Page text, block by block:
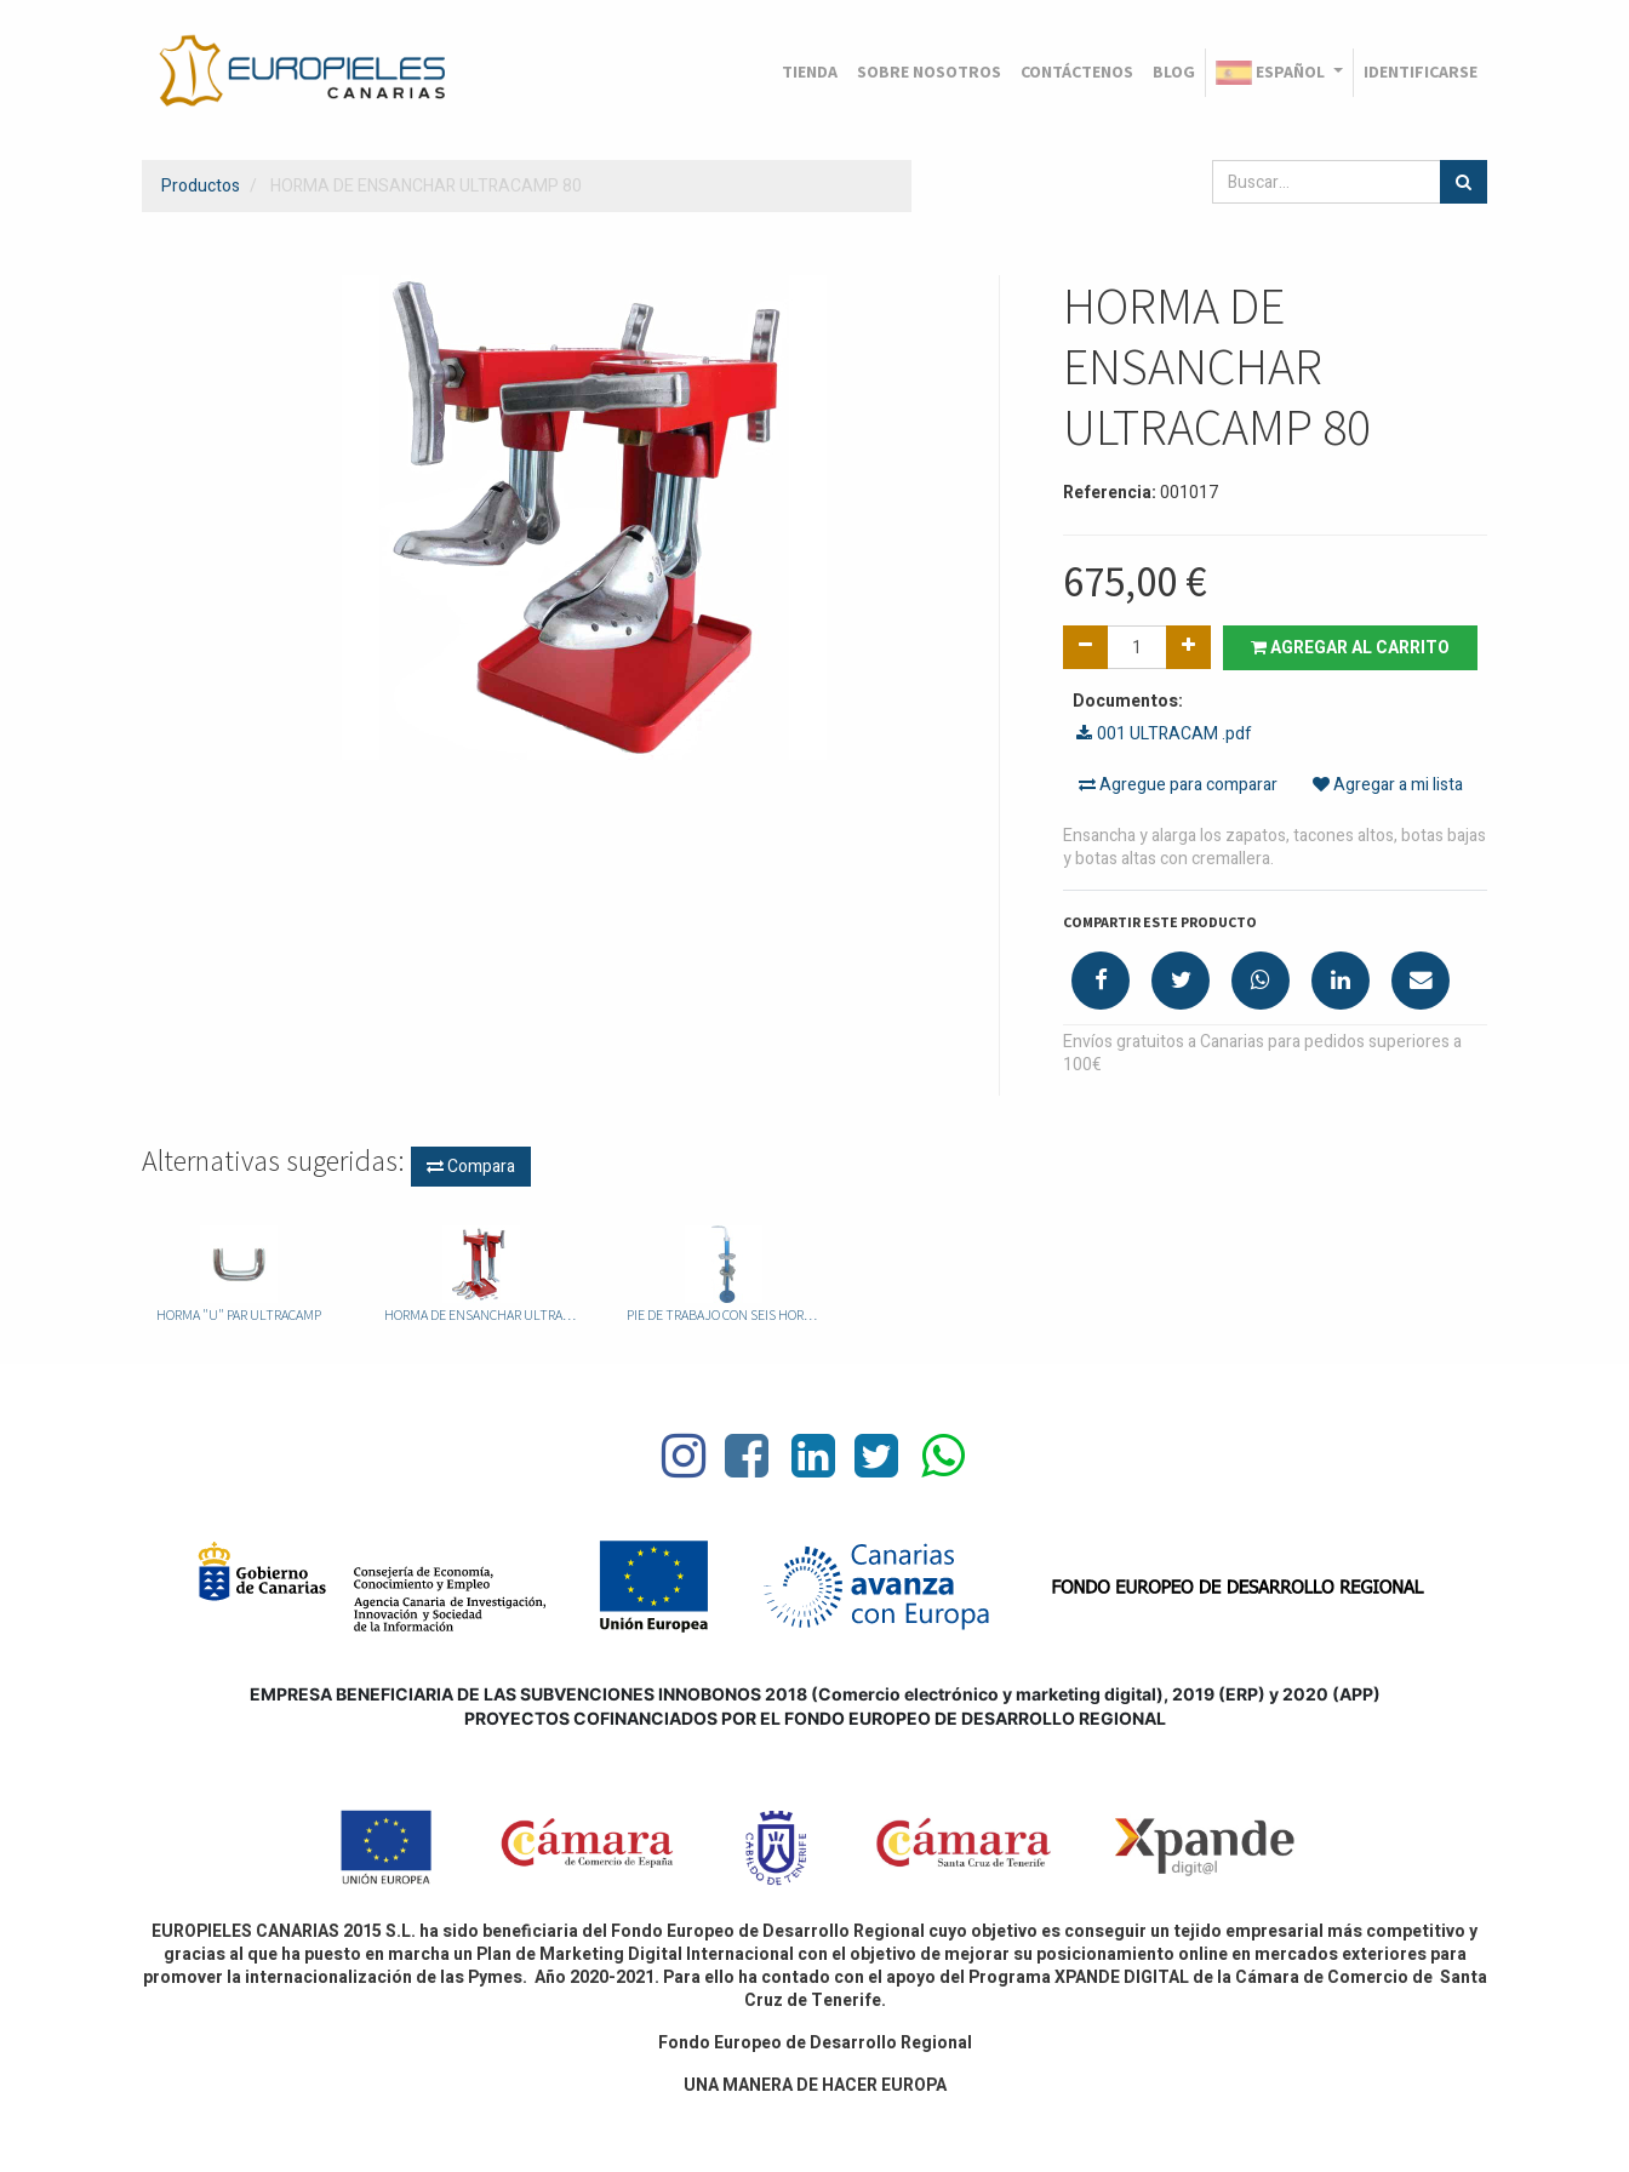
TIENDA SOBRE NOSOTROS CONTÁCTENOS BLOG ESPAÑOL IDENTIFICARSE
Productos HORMA DE ENSANCHAR ULTRACAMP 80
HORMA DE
ENSANCHAR
ULTRACAMP 80
Referencia:001017
675,00 €
AGREGAR AL CARRITO
Documentos:
001 ULTRACAM .pdf
Agregue para comparar
Agregar a mi lista
Ensancha y alarga los zapatos, tacones altos, botas bajas
y botas altas con cremallera.
COMPARTIR ESTE PRODUCTO
Envíos gratuitos a Canarias para pedidos superiores a
100€
Alternativas sugeridas: Compara
HORMA "U" PAR ULTRACAMP
EMPRESA BENEFICIARIA DE LAS SUBVENCIONES INNOBONOS 2018 (Comercio electrónico y marketing digital), 2019 (ERP) y 2020 (APP)
PROYECTOS COFINANCIADOS POR EL FONDO EUROPEO DE DESARROLLO REGIONAL
EUROPIELES CANARIAS 2015 S.L. ha sido beneficiaria del Fondo Europeo de Desarrollo Regional cuyo objetivo es conseguir un tejido empresarial más competitivo y
gracias al que ha puesto en marcha un Plan de Marketing Digital Internacional con el objetivo de mejorar su posicionamiento online en mercados exteriores para
promover la internacionalización de las Pymes. Año 2020-2021. Para ello ha contado con el apoyo del Programa XPANDE DIGITAL de la Cámara de Comercio de Santa
Cruz de Tenerife.
Fondo Europeo de Desarrollo Regional
UNA MANERA DE HACER EUROPA